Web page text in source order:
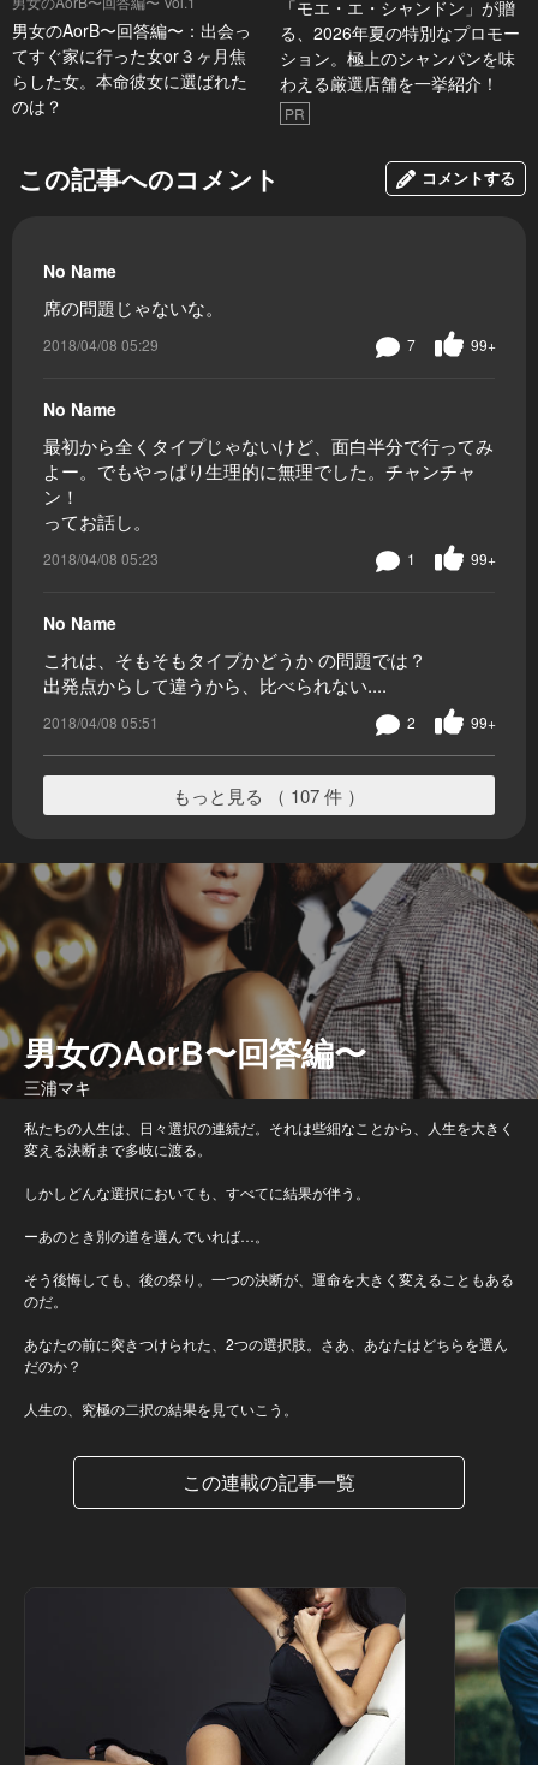
男女のAorB〜回答編〜：出会っ
てすぐ家に行った女or３ヶ月焦
らした女。本命彼女に選ばれた
のは？
「モエ・エ・シャンドン」が贈
る、2026年夏の特別なプロモー
ション。極上のシャンパンを味
わえる厳選店舗を一挙紹介！
PR
この記事へのコメント コメントする
No Name
席の問題じゃないな。
2018/04/08 05:29 99+
7
No Name
最初から全くタイプじゃないけど、面白半分で行ってみ
よー。でもやっぱり生理的に無理でした。チャンチャ
ン！
ってお話し。
2018/04/08 05:23 99+
1
No Name
これは、そもそもタイプかどうか の問題では？
出発点からして違うから、比べられない....
2018/04/08 05:51 99+
2
もっと見る （ 107 件 ）
男女のAorB〜回答編〜
三浦マキ
私たちの人生は、日々選択の連続だ。それは些細なことから、人生を大きく
変える決断まで多岐に渡る。
しかしどんな選択においても、すべてに結果が伴う。
ーあのとき別の道を選んでいれば…。
そう後悔しても、後の祭り。一つの決断が、運命を大きく変えることもある
のだ。
あなたの前に突きつけられた、2つの選択肢。さあ、あなたはどちらを選ん
だのか？
人生の、究極の二択の結果を見ていこう。
この連載の記事一覧